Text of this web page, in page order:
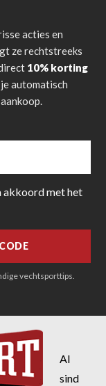
acties en
ze rechtstreeks
10% korting
automatisch
akkoord met het
vechtsporttips.
Al
sind